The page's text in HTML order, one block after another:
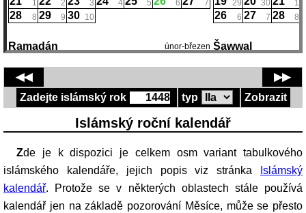
1 2 3 4 5 6 7
28 8 29 9 30 10
29 30 1
26
6 27 7 28 8
Ramadán únor-březen
ne po út st čt pá so
1 7 2 8 3 9 4 10 5 11 6 12 7 13
14
15 21 16 22 17 23 18 24 19 25 20 21
22 23 24 25 26 27 28
Šawwal
ne po út
1 9
8
13
14 22 15
20
21 22
27
Zadejte islámský rok typ Zobrazit
◀◀ ▶▶
Islámský roční kalendář
Zde je k dispozici je celkem osm variant tabulkového
islámského kalendáře, jejich popis viz stránka
Islámský
kalendář. Protože se v některých oblastech stále používá
kalendář jen na základě pozorování Měsíce, může se přesto